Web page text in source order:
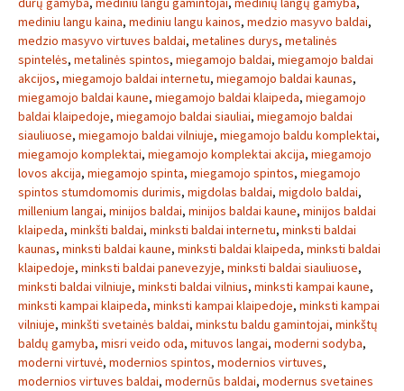
mediniu langu kaina, mediniu langu kainos, medzio masyvo baldai,
medzio masyvo virtuves baldai, metalines durys, metalinės
spintelės, metalinės spintos, miegamojo baldai, miegamojo baldai
akcijos, miegamojo baldai internetu, miegamojo baldai kaunas,
miegamojo baldai kaune, miegamojo baldai klaipeda, miegamojo
baldai klaipedoje, miegamojo baldai siauliai, miegamojo baldai
siauliuose, miegamojo baldai vilniuje, miegamojo baldu komplektai,
miegamojo komplektai, miegamojo komplektai akcija, miegamojo
lovos akcija, miegamojo spinta, miegamojo spintos, miegamojo
spintos stumdomomis durimis, migdolas baldai, migdolo baldai,
millenium langai, minijos baldai, minijos baldai kaune, minijos baldai
klaipeda, minkšti baldai, minksti baldai internetu, minksti baldai
kaunas, minksti baldai kaune, minksti baldai klaipeda, minksti baldai
klaipedoje, minksti baldai panevezyje, minksti baldai siauliuose,
minksti baldai vilniuje, minksti baldai vilnius, minksti kampai kaune,
minksti kampai klaipeda, minksti kampai klaipedoje, minksti kampai
vilniuje, minkšti svetainės baldai, minkstu baldu gamintojai, minkštų
baldų gamyba, misri veido oda, mituvos langai, moderni sodyba,
moderni virtuvė, modernios spintos, modernios virtuves,
modernios virtuves baldai, modernūs baldai, modernus svetaines